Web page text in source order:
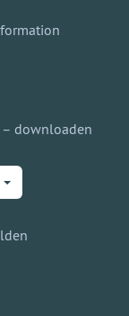
– downloaden